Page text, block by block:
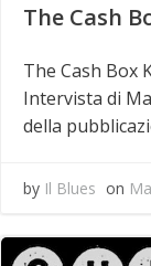
The Cash
The Cash Box
Intervista di
della
by Il Blues on